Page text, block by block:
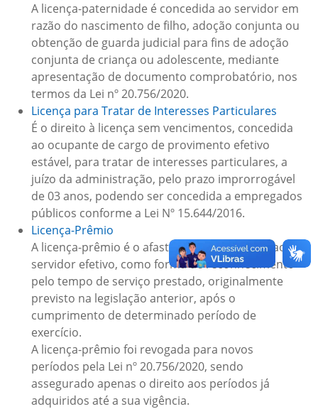
A licença-paternidade é concedida ao servidor em
razão do nascimento de filho, adoção conjunta ou
obtenção de guarda judicial para fins de adoção
conjunta de criança ou adolescente, mediante
apresentação de documento comprobatório, nos
termos da Lei nº 20.756/2020.
Licença para Tratar de Interesses Particulares
É o direito à licença sem vencimentos, concedida
ao ocupante de cargo de provimento efetivo
estável, para tratar de interesses particulares, a
juízo da administração, pelo prazo improrrogável
de 03 anos, podendo ser concedida a empregados
públicos conforme a Lei Nº 15.644/2016.
Licença-Prêmio
A licença-prêmio é o afastamento concedido ao
servidor efetivo, como forma de reconhecimento
pelo tempo de serviço prestado, originalmente
previsto na legislação anterior, após o
cumprimento de determinado período de
exercício.
A licença-prêmio foi revogada para novos
períodos pela Lei nº 20.756/2020, sendo
assegurado apenas o direito aos períodos já
adquiridos até a sua vigência.